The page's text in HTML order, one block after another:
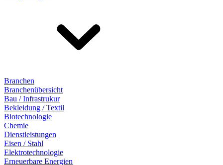
Branchen
Branchenübersicht
Bau / Infrastrukur
Bekleidung / Textil
Biotechnologie
Chemie
Dienstleistungen
Eisen / Stahl
Elektrotechnologie
Erneuerbare Energien